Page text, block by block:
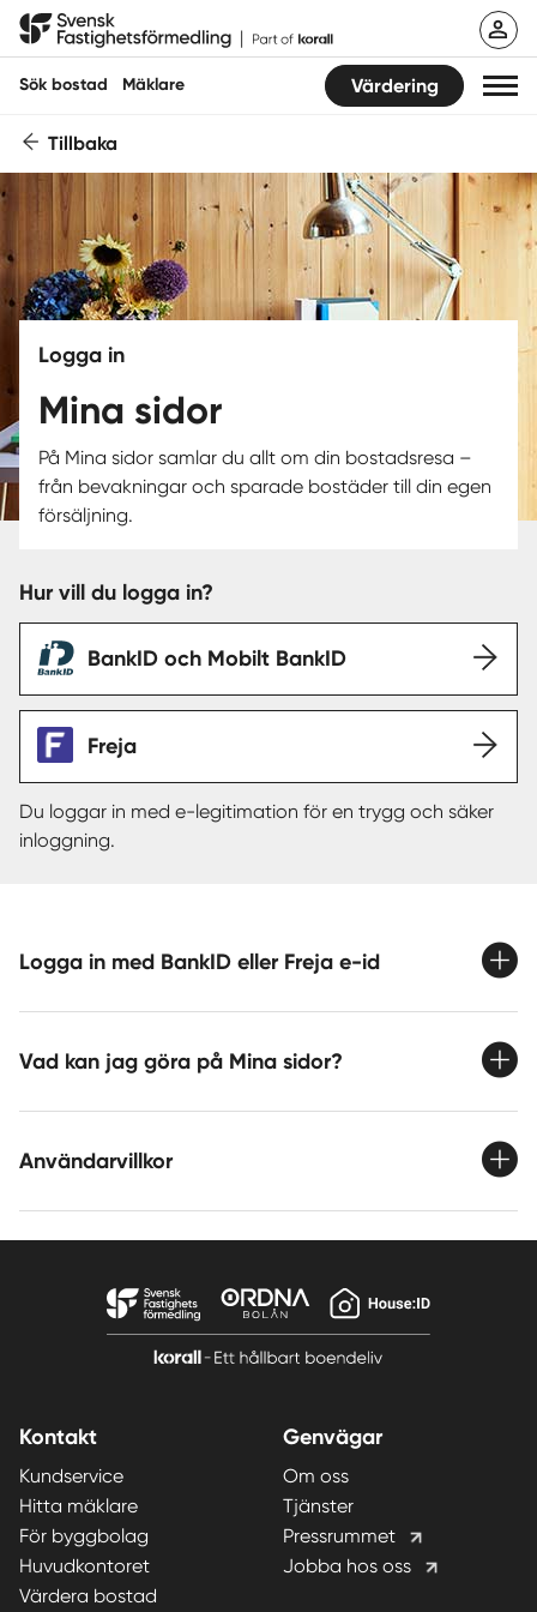
Svensk Fastighetsförmedling
Sök bostad Mäklare Värdering
Sök bostad
Hitta mäklare
Sälja
Köpa
Guider
Start
Logga in
Sverige |Spanien
Tillbaka
Logga in
Mina sidor
På Mina sidor samlar du allt om din bostadsresa –
från bevakningar och sparade bostäder till din egen
försäljning.
Hur vill du logga in?
BankID och Mobilt BankID
Freja
Du loggar in med e-legitimation för en trygg och säker
inloggning.
Logga in med BankID eller Freja e-id
Vad kan jag göra på Mina sidor?
Användarvillkor
Kontakt
Kundservice
Hitta mäklare
För byggbolag
Huvudkontoret
Värdera bostad
Genvägar
Om oss
Tjänster
Pressrummet
Jobba hos oss